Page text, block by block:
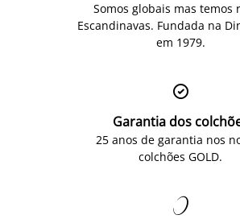
Somos globais mas temos
Escandinavas. Fundada na
em 1979.

Garantia dos
25 anos de garantia nos
colchões GOLD.
